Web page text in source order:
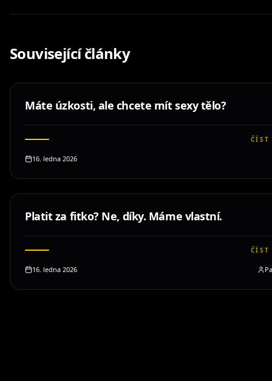
Související články
Máte úzkosti, ale chcete mít sexy tělo?
ČÍST
16. ledna 2026
Platit za fitko? Ne, díky. Máme vlastní.
ČÍST
16. ledna 2026